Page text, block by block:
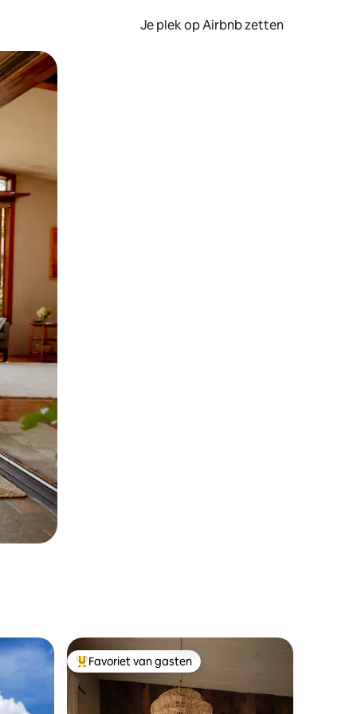
Je plek op Airbnb zetten
of swipen.
Topfavoriet van gasten
Favoriet van gasten